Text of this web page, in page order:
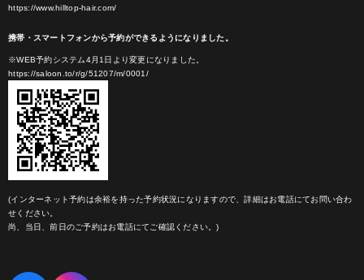
https://www.hilltop-hair.com/
携帯・スマートフォンから予約ができるようになりました。
※WEB予約システム4月1日より変更になりました。
https://saloon.to/r/g/51207/m/0001/
(インターネット予約は余裕を持った予約状況になりますので、詳細はお電話にてお問い合わ
せください。
尚、当日、前日のご予約はお電話にてご確認ください。)